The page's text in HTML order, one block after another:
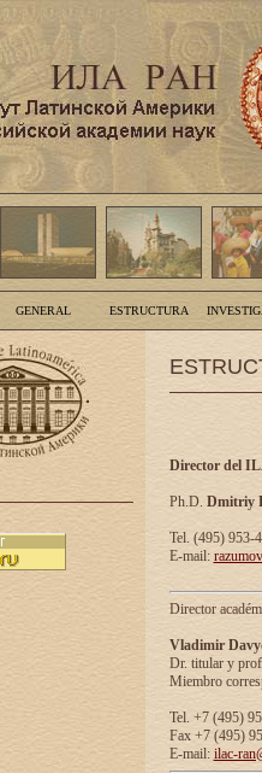
GENERAL ESTRUCTURA
Director del
Ph.D. Dmitriy
Tel. (495) 953-
E-mail:
Director
Vladimir
Dr. titular y
Miembro
Tel. +7 (495)
Fax +7 (495)
E-mail: ilac-